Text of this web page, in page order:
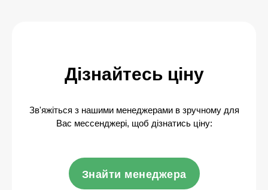
Дізнайтесь ціну
Зв'яжіться з нашими менеджерами в зручному для
Вас мессенджері, щоб дізнатись ціну:
Знайти менеджера